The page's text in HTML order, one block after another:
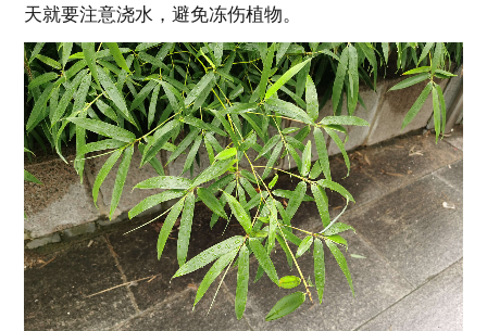
天就要注意浇水，避免冻伤植物。